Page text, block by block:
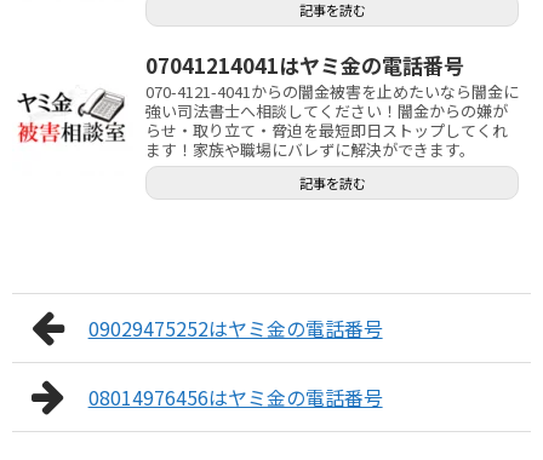
記事を読む
07041214041はヤミ金の電話番号
070-4121-4041からの闇金被害を止めたいなら闇金に
強い司法書士へ相談してください！闇金からの嫌が
らせ・取り立て・脅迫を最短即日ストップしてくれ
ます！家族や職場にバレずに解決ができます。
記事を読む
09029475252はヤミ金の電話番号
08014976456はヤミ金の電話番号